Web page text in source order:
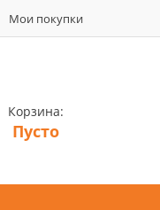
Мои покупки
Корзина:
Пусто